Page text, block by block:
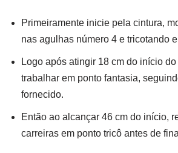
Primeiramente inicie pela cintura,
nas agulhas número 4 e tricotando
Logo após atingir 18 cm do início
trabalhar em ponto fantasia,
fornecido.
Então ao alcançar 46 cm do início,
carreiras em ponto tricô antes de